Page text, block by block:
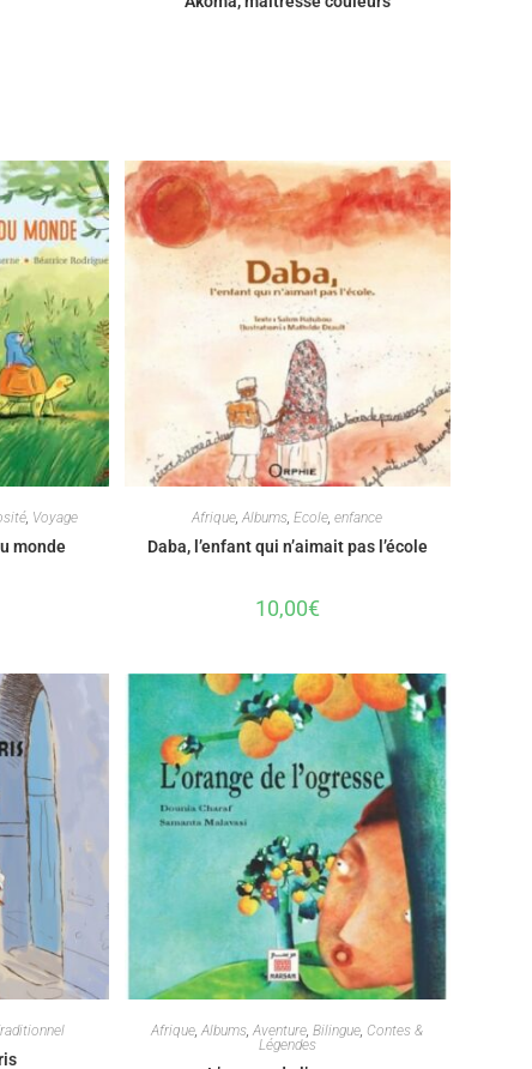
, Voyage
monde
Afrique,Albums,Ecole,enfance
Daba, l’enfant qui n’aimait pas l’école
10,00€
Afrique ,Albums ,Aventure ,Bilingue Contes &
Légendes